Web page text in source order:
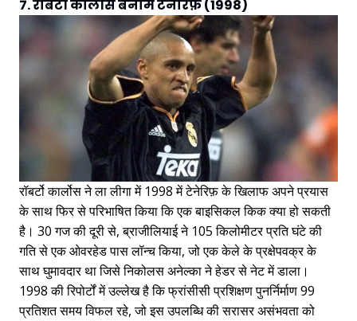
7. रॉबर्टो कार्लोस बनाम टेनेरिफ़ (1998)
रॉबर्टो कार्लोस ने ला लीगा में 1998 में टेनेरिफ़ के खिलाफ अपने प्रयास
के साथ फिर से परिभाषित किया कि एक बाइसिकल किक क्या हो सकती
है। 30 गज की दूरी से, ब्राजीलियाई ने 105 किलोमीटर प्रति घंटे की
गति से एक ओवरहेड पास लॉन्च किया, जो एक केले के प्रक्षेपवक्र के
साथ घुमावदार था जिसे निकोलस अनेल्का ने हेडर से नेट में डाला।
1998 की रिपोर्टों में उल्लेख है कि फ्रांसीसी प्रशिक्षण पुनर्निर्माण 99
प्रतिशत समय विफल रहे, जो इस उपलब्धि की सरासर असंभवता को